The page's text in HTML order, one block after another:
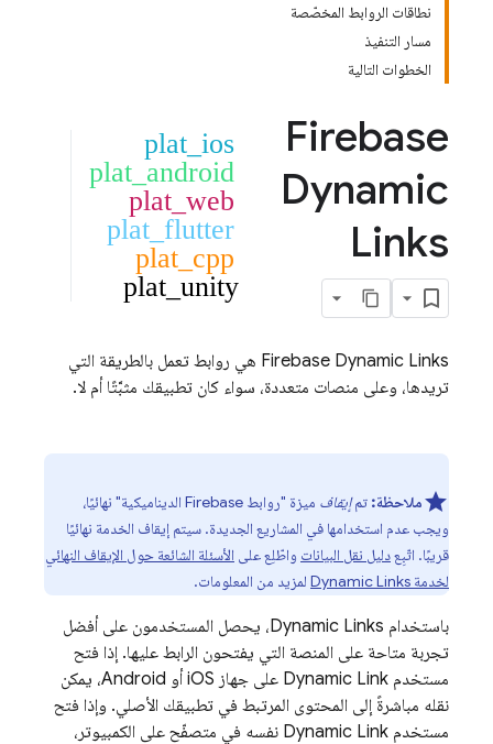
نطاقات الروابط المخصّصة
مسار التنفيذ
الخطوات التالية
Firebase
Dynamic
Links
plat_ios
plat_android
plat_web
plat_flutter
plat_cpp
plat_unity
Firebase Dynamic Links هي روابط تعمل بالطريقة التي
تريدها، وعلى منصات متعددة، سواء كان تطبيقك مثبَّتًا أم لا.
ملاحظة: تمإيقاف
ميزة "روابط Firebase الديناميكية" نهائيًا،
ويجب عدم استخدامها في المشاريع الجديدة. سيتم إيقاف الخدمة نهائيًا
قريبًا. اتّبِعدليل نقل البيانات واطّلِع على الأسئلة الشائعة حول الإيقاف النهائي
لخدمة Dynamic Links
لمزيد من المعلومات.
باستخدام Dynamic Links، يحصل المستخدمون على أفضل
تجربة متاحة على المنصة التي يفتحون الرابط عليها. إذا فتح
مستخدم Dynamic Link
على جهاز iOS أو Android، يمكن
نقله مباشرةً إلى المحتوى المرتبط في تطبيقك الأصلي. وإذا فتح
مستخدم Dynamic Link نفسه في متصفّح على الكمبيوتر،